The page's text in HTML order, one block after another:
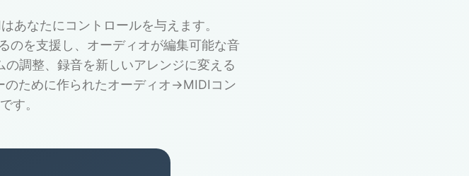
あなたにコントロールを与えます。
のを支援し、オーディオが編集可能な音
調整、録音を新しいアレンジに変える
のために作られたオーディオ→MIDIコン
す。